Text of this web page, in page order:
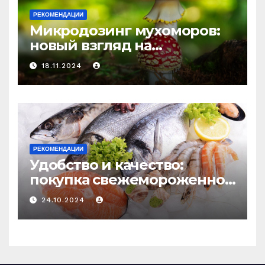
РЕКОМЕНДАЦИИ
Микродозинг мухоморов:
новый взгляд на
психоделику
18.11.2024
РЕКОМЕНДАЦИИ
Удобство и качество:
покупка свежемороженной
рыбы онлайн
24.10.2024